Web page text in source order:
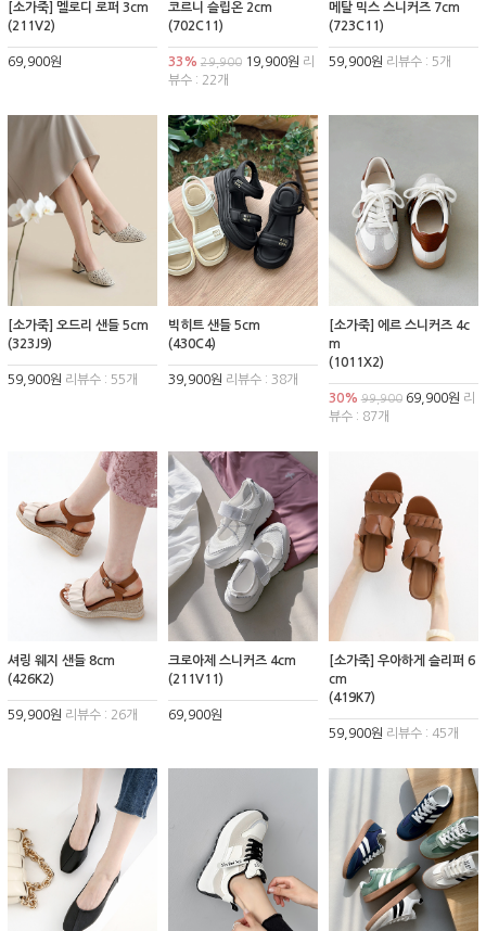
[소가죽] 멜로디 로퍼 3cm
(211V2)
69,900원
코르니 슬립온 2cm
(702C11)
33% 29,90019,900원 리
뷰수 : 22개
메탈 믹스 스니커즈 7cm
(723C11)
59,900원 리뷰수 : 5개
[소가죽] 오드리 샌들 5cm
(323J9)
59,900원 리뷰수 : 55개
빅히트 샌들 5cm
(430C4)
39,900원 리뷰수 : 38개
[소가죽] 에르 스니커즈 4c
m
(1011X2)
30% 99,90069,900원 리
뷰수 : 87개
셔링 웨지 샌들 8cm
(426K2)
59,900원 리뷰수 : 26개
크로아제 스니커즈 4cm
(211V11)
69,900원
[소가죽] 우아하게 슬리퍼 6
cm
(419K7)
59,900원 리뷰수 : 45개